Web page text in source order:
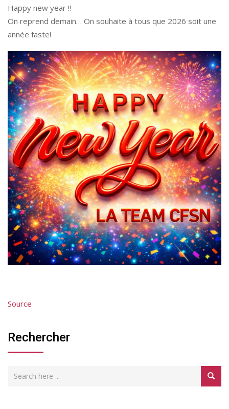
Happy new year !!
On reprend demain… On souhaite à tous que 2026 soit une
année faste!
Source
Rechercher